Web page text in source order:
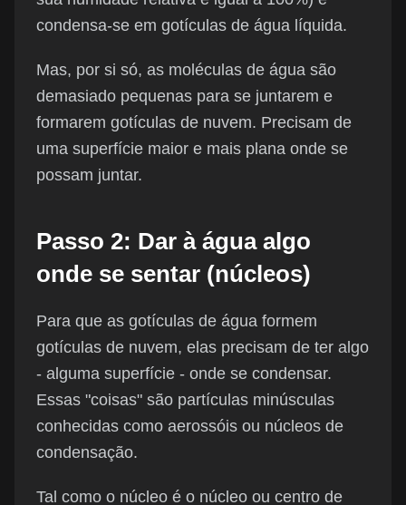
condensa-se em gotículas de água líquida.
Mas, por si só, as moléculas de água são
demasiado pequenas para se juntarem e
formarem gotículas de nuvem. Precisam de
uma superfície maior e mais plana onde se
possam juntar.
Passo 2: Dar à água algo
onde se sentar (núcleos)
Para que as gotículas de água formem
gotículas de nuvem, elas precisam de ter algo
- alguma superfície - onde se condensar.
Essas "coisas" são partículas minúsculas
conhecidas como aerossóis ou núcleos de
condensação.
Tal como o núcleo é o núcleo ou centro de